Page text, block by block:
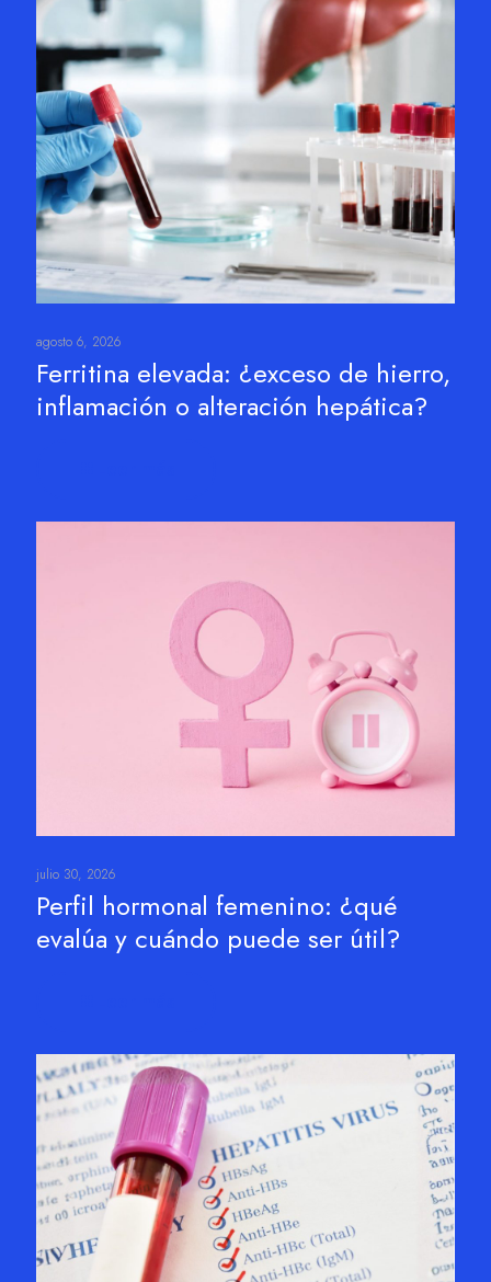
agosto 6, 2026
Ferritina elevada: ¿exceso de hierro,
inflamación o alteración hepática?
julio 30, 2026
Perfil hormonal femenino: ¿qué
evalúa y cuándo puede ser útil?